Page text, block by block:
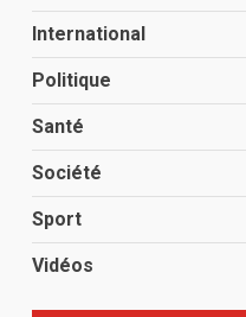
International
Politique
Santé
Société
Sport
Vidéos